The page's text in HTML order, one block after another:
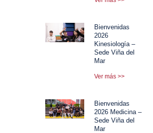
Bienvenidas
2026
Kinesiología –
Sede Viña del
Mar
Ver más >>
Bienvenidas
2026 Medicina –
Sede Viña del
Mar